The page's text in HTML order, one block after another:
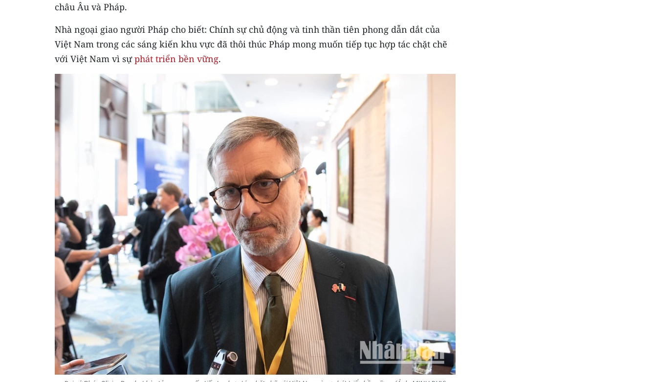
châu Âu và Pháp.
Nhà ngoại giao người Pháp cho biết: Chính sự chủ động và tinh thần tiên phong dẫn dắt của
Việt Nam trong các sáng kiến khu vực đã thôi thúc Pháp mong muốn tiếp tục hợp tác chặt chẽ
với Việt Nam vì sựphát triển bền vững.